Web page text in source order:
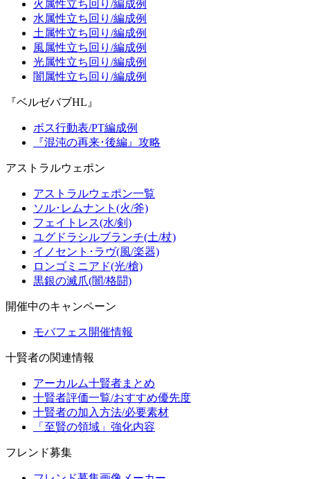
火属性立ち回り/編成例
水属性立ち回り/編成例
土属性立ち回り/編成例
風属性立ち回り/編成例
光属性立ち回り/編成例
闇属性立ち回り/編成例
『ベルゼバブHL』
ボス行動表/PT編成例
『混沌の再来･後編』攻略
アストラルウェポン
アストラルウェポン一覧
ソル･レムナント(火/斧)
フェイトレス(水/剣)
ユグドラシルブランチ(土/杖)
イノセント･ラヴ(風/楽器)
ロンゴミニアド(光/槍)
黒銀の滅爪(闇/格闘)
開催中のキャンペーン
モバフェス開催情報
十賢者の関連情報
アーカルム十賢者まとめ
十賢者評価一覧/おすすめ優先度
十賢者の加入方法/必要素材
「至賢の領域」強化内容
フレンド募集